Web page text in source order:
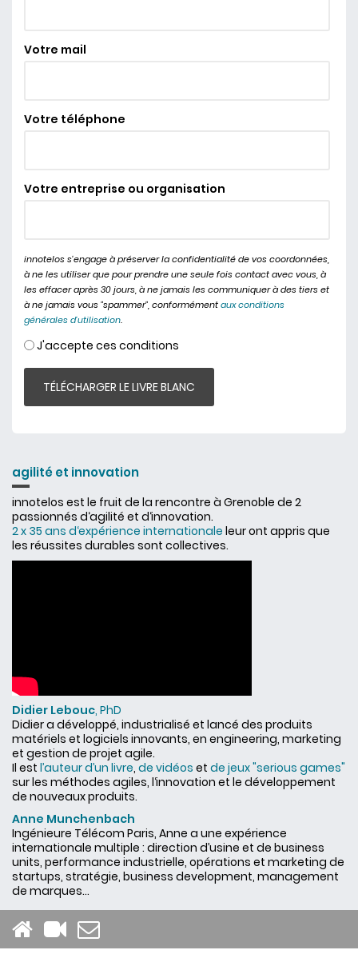
Votre mail
Votre téléphone
Votre entreprise ou organisation
innotelos s'engage à préserver la confidentialité de vos coordonnées,
à ne les utiliser que pour prendre une seule fois contact avec vous, à
les effacer après 30 jours, à ne jamais les communiquer à des tiers et
à ne jamais vous "spammer", conformémentaux conditions
générales d'utilisation.
Consentement*
J'accepte ces conditions
agilité et innovation
innotelos est le fruit de la rencontre à Grenoble de 2
passionnés d‘agilité et d‘innovation.
2 x 35 ans d‘expérience internationale leur ont appris que
les réussites durables sont collectives.
Didier Lebouc, PhD
Didier a développé, industrialisé et lancé des produits
matériels et logiciels innovants, en engineering, marketing
et gestion de projet agile.
Il est l’auteur d’un livre, de vidéos et de jeux "serious games"
sur les méthodes agiles, l‘innovation et le développement
de nouveaux produits.
Anne Munchenbach
Ingénieure Télécom Paris, Anne a une expérience
internationale multiple : direction d’usine et de business
units, performance industrielle, opérations et marketing de
startups, stratégie, business development, management
de marques...